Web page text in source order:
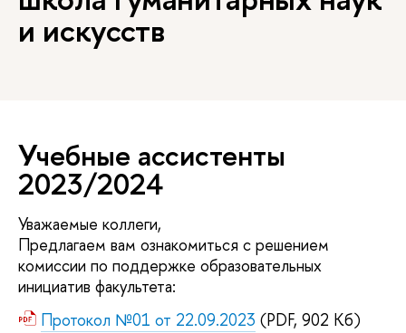
и искусств
Учебные ассистенты
2023/2024
Уважаемые коллеги,
Предлагаем вам ознакомиться с решением
комиссии по поддержке образовательных
инициатив факультета:
Протокол №01 от 22.09.2023 (PDF, 902 Кб)